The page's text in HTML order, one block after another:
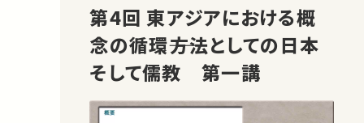
第4回 東アジアにおける概
念の循環――方法としての日本
そして儒教 第一講